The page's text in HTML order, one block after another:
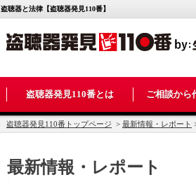
盗聴器と法律【盗聴器発見110番】
盗聴器発見110番とは ご相談から
盗聴器発見110番トップページ > 最新情報・レポート
最新情報・レポート